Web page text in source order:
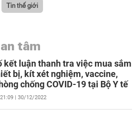
Tin thế giới
tâm
kết luận thanh tra việc mua sắm
bị, kít xét nghiệm, vaccine,
chống COVID-19 tại Bộ Y tế
21:09 | 30/12/2022